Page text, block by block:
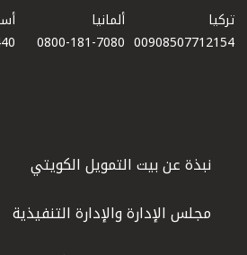
تركيا
00908507712154​
ألمانيا
0800-181-7080
نبذة عن بيت التمويل الكويتي
مجلس الإدارة والإدارة التنفيذية